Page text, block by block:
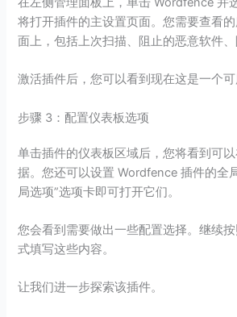
将打开插件的主设置页面。您需要查看
面上，包括上次扫描、阻止的恶意软件、
激活插件后，您可以看到现在这是一个可
步骤 3：配置仪表板选项
单击插件的仪表板区域后，您将看到可
据。您还可以设置 Wordfence 插件的全
局选项”选项卡即可打开它们。
您会看到需要做出一些配置选择。继续
式填写这些内容。
让我们进一步探索该插件。